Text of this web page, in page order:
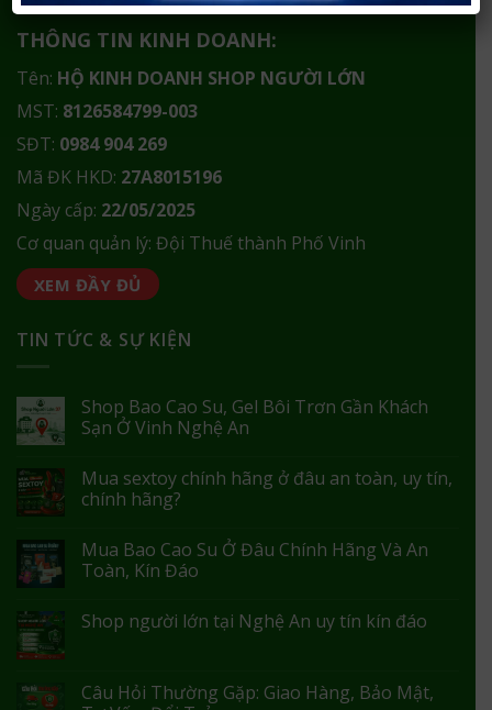
THÔNG TIN KINH DOANH:
Tên: HỘ KINH DOANH SHOP NGƯỜI LỚN
MST: 8126584799-003
SĐT: 0984 904 269
Mã ĐK HKD: 27A8015196
Ngày cấp: 22/05/2025
Cơ quan quản lý: Đội Thuế thành Phố Vinh
XEM ĐẦY ĐỦ
TIN TỨC & SỰ KIỆN
Shop Bao Cao Su, Gel Bôi Trơn Gần Khách
Sạn Ở Vinh Nghệ An
Mua sextoy chính hãng ở đâu an toàn, uy tín,
chính hãng?
Mua Bao Cao Su Ở Đâu Chính Hãng Và An
Toàn, Kín Đáo
Shop người lớn tại Nghệ An uy tín kín đáo
Câu Hỏi Thường Gặp: Giao Hàng, Bảo Mật,